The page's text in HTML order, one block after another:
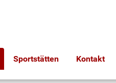
Sportstätten Kontakt